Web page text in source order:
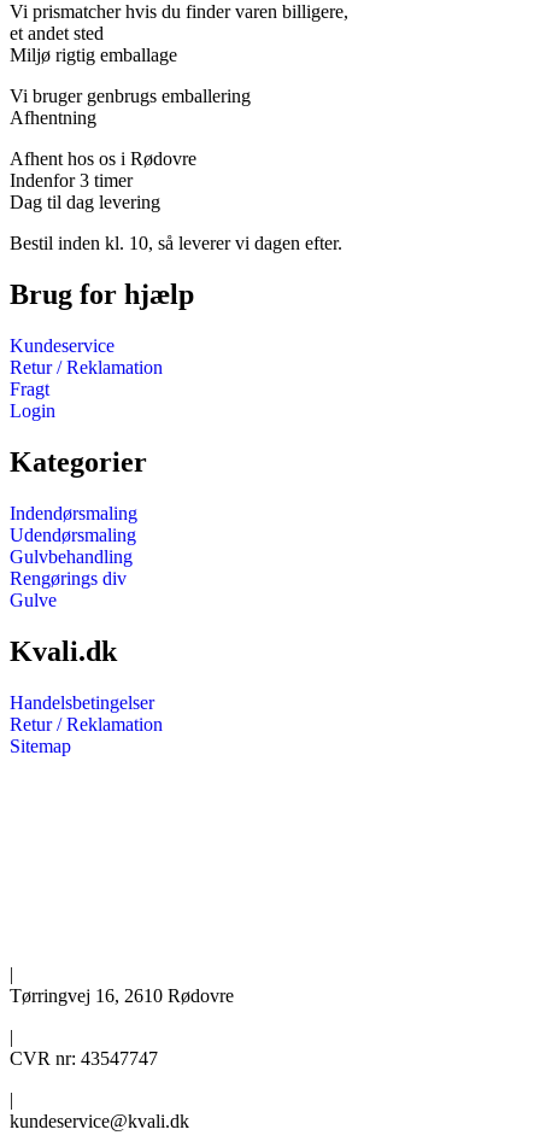
Vi prismatcher hvis du finder varen billigere,
et andet sted
Miljø rigtig emballage
Vi bruger genbrugs emballering
Afhentning
Afhent hos os i Rødovre
Indenfor 3 timer
Dag til dag levering
Bestil inden kl. 10, så leverer vi dagen efter.
Brug for hjælp
Kundeservice
Retur / Reklamation
Fragt
Login
Kategorier
Indendørsmaling
Udendørsmaling
Gulvbehandling
Rengørings div
Gulve
Kvali.dk
Handelsbetingelser
Retur / Reklamation
Sitemap
|
Tørringvej 16, 2610 Rødovre
|
CVR nr: 43547747
|
kundeservice@kvali.dk